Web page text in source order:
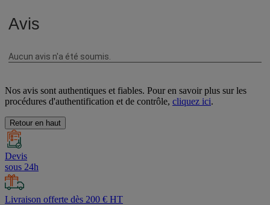
Nos avis sont authentiques et fiables. Pour en savoir plus sur les
procédures d'authentification et de contrôle, cliquez ici.
Retour en haut
Devis
sous 24h
Livraison offerte dès 200 € HT